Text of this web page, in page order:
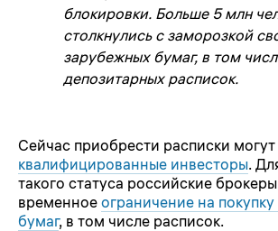
блокировки. Больше 5 млн
столкнулись с заморозкой
зарубежных бумаг, в том
депозитарных расписок.
Сейчас приобрести расписки могут
квалифицированные инвесторы.
такого статуса российские
временное ограничение на
бумаг, в том числе расписок.